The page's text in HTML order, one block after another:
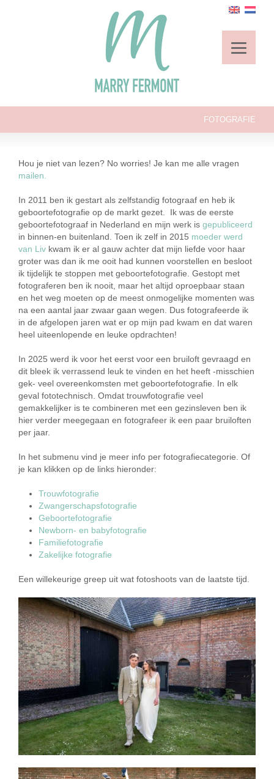
FOTOGRAFIE
Hou je niet van lezen? No worries! Je kan me alle vragen
mailen.
In 2011 ben ik gestart als zelfstandig fotograaf en heb ik
geboortefotografie op de markt gezet. Ik was de eerste
geboortefotograaf in Nederland en mijn werk is gepubliceerd
in binnen-en buitenland. Toen ik zelf in 2015 moeder werd
van Liv kwam ik er al gauw achter dat mijn liefde voor haar
groter was dan ik me ooit had kunnen voorstellen en besloot
ik tijdelijk te stoppen met geboortefotografie. Gestopt met
fotograferen ben ik nooit, maar het altijd oproepbaar staan
en het weg moeten op de meest onmogelijke momenten was
na een aantal jaar zwaar gaan wegen. Dus fotografeerde ik
in de afgelopen jaren wat er op mijn pad kwam en dat waren
heel uiteenlopende en leuke opdrachten!
In 2025 werd ik voor het eerst voor een bruiloft gevraagd en
dit bleek ik verrassend leuk te vinden en het heeft -misschien
gek- veel overeenkomsten met geboortefotografie. In elk
geval fototechnisch. Omdat trouwfotografie veel
gemakkelijker is te combineren met een gezinsleven ben ik
hier verder meegegaan en fotografeer ik een paar bruiloften
per jaar.
In het submenu vind je meer info per fotografiecategorie. Of
je kan klikken op de links hieronder:
Trouwfotografie
Zwangerschapsfotografie
Geboortefotografie
Newborn- en babyfotografie
Familiefotografie
Zakelijke fotografie
Een willekeurige greep uit wat fotoshoots van de laatste tijd.